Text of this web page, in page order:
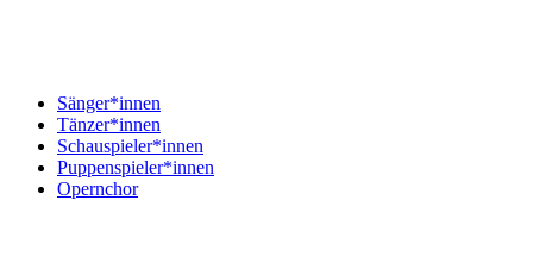
Sänger*innen
Tänzer*innen
Schauspieler*innen
Puppenspieler*innen
Opernchor